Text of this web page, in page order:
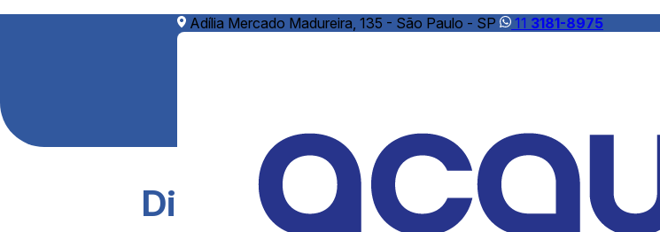
Adília Mercado Madureira, 135 - São Paulo - SP 11 3181-8975
Distribuidor de filtro de água